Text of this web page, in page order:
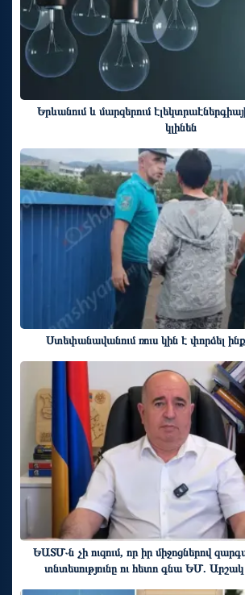
Երևանում և մարզերում
կլինեն
Ստեփանավանում ռուս կին է փորձել
ԵԱՏՄ֊ն չի ուզում, որ իր միջոցներով
տնտեսությունը ու հետո գնա ԵՄ.